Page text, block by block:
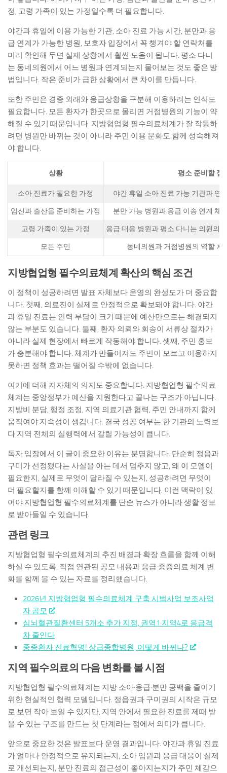
정, 고령 가족이 있는 가정일수록 더 필요합니다.
야간과 휴일에 이용 가능한 기관, 소아 진료 가능 시간, 분만과 응
급 연계가 가능한 병원, 보호자 입장에서 꼭 챙겨야 할 연락처를
미리 확인해 두면 실제 상황에서 훨씬 도움이 됩니다. 평소 다니
는 동네의원에서 어느 병원과 연계되는지 물어보는 것도 좋은 방
법입니다. 작은 준비가 급한 상황에서 큰 차이를 만듭니다.
또한 주민은 경증 외래와 응급상황을 구분해 이용하려는 인식도
필요합니다. 모든 환자가 한곳으로 몰리면 거점병원의 기능이 약
해질 수 있기 때문입니다. 지방협업형 필수의료체계가 잘 작동하
려면 병원만 바뀌는 것이 아니라 주민 이용 문화도 함께 성숙해져
야 합니다.
상황 평소 준비할 점
소아 진료가 필요한 가정 야간·휴일 소아 진료 가능 기관과 연
임신과 출산을 준비하는 가정 분만 가능 병원과 응급 이송 연계 체
고령 가족이 있는 가정 응급 대응 병원과 평소 다니는 의원의
모든 주민 동네의원과 거점병원의 역할 차
지방협업형 필수의료체계 확산의 핵심 조건
이 정책이 성공하려면 발표 자체보다 운영의 완성도가 더 중요합
니다. 첫째, 의료진이 실제로 안정적으로 확보돼야 합니다. 야간
과 휴일 진료는 인력 부담이 크기 때문에 예산만으로는 해결되지
않는 부분도 있습니다. 둘째, 환자 의뢰와 회송이 서류상 절차가
아니라 실제 현장에서 빠르게 작동해야 합니다. 셋째, 주민 홍보
가 충분해야 합니다. 체계가 만들어져도 주민이 모르고 이용하지
못하면 정책 효과는 떨어질 수밖에 없습니다.
여기에 더해 지자체의 의지도 중요합니다. 지방협업형 필수의료
체계는 중앙정부가 예산을 지원한다고 끝나는 구조가 아닙니다.
지방비 분담, 행정 조정, 지역 의료기관 협력, 주민 안내까지 함께
움직여야 지속성이 생깁니다. 결국 성공 여부는 한 기관의 노력보
다 지역 전체의 실행력에서 갈릴 가능성이 큽니다.
독자 입장에서 이 글이 중요한 이유는 분명합니다. 단순히 정읍과
구미가 선정됐다는 사실을 아는 데서 멈추지 않고, 왜 이 모델이
필요한지, 실제로 무엇이 달라질 수 있는지, 성공하려면 무엇이
더 필요할지를 함께 이해할 수 있기 때문입니다. 이런 맥락이 있
어야 지방협업형 필수의료체계를 단순 뉴스가 아니라 생활 정보
로 받아들일 수 있습니다.
관련 링크
지방협업형 필수의료체계의 추진 배경과 확장 흐름을 함께 이해
하실 수 있도록, 직접 연관된 공모 내용과 응급·중증의료 체계 변
화를 함께 볼 수 있는 자료를 정리했습니다.
2026년 지방협업형 필수의료체계 구축 시범사업 보조사업
자 공모
심뇌혈관질환센터 5개소 추가 지정, 권역1·지역4로 응급격
차 줄인다
중증환자 진료혁명! 상급종합병원, 어떻게 바뀌나?
지역 필수의료의 다음 변화를 볼 시점
지방협업형 필수의료체계는 지방 소아·응급·분만 공백을 줄이기
위한 현실적인 협력 모델입니다. 정읍권과 구미권의 시작은 규모
로 보면 작아 보일 수 있지만, 지역 안에서 필요한 진료를 제때 받
을 수 있는 구조를 만드는 첫 단계라는 점에서 의미가 큽니다.
앞으로 중요한 것은 발표보다 운영 결과입니다. 야간과 휴일 진료
가 얼마나 안정적으로 유지되는지, 소아 입원과 응급 대응이 실제
로 개선되는지, 분만 진료의 접근성이 좋아지는지가 주민 체감으